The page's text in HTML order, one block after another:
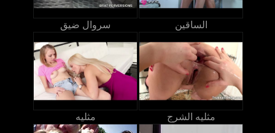
سروال ضيق الساقين
مثليه مثليه الشرج